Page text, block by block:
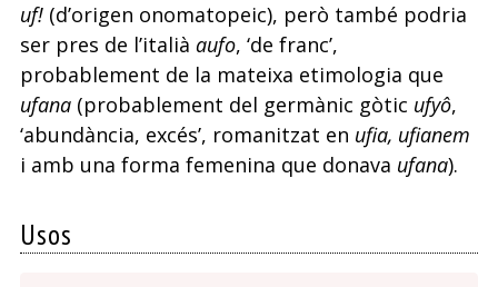
uf!(d’origen onomatopeic), però també podria
ser pres de l’italià aufo, ‘de franc’,
probablement de la mateixa etimologia que
ufana(probablement del germànic gòtic ufyô,
‘abundància, excés’, romanitzat en ufia, ufianem
i amb una forma femenina que donava ufana).
Usos